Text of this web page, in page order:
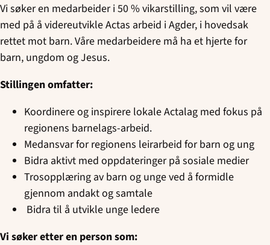
Vi søker en medarbeider i 50 % vikarstilling, som vil være
med på å videreutvikle Actas arbeid i Agder, i hovedsak
rettet mot barn. Våre medarbeidere må ha et hjerte for
barn, ungdom og Jesus.
Stillingen omfatter:
Koordinere og inspirere lokale Actalag med fokus på
regionens barnelags-arbeid.
Medansvar for regionens leirarbeid for barn og ung
Bidra aktivt med oppdateringer på sosiale medier
Trosopplæring av barn og unge ved å formidle
gjennom andakt og samtale
Bidra til å utvikle unge ledere
Vi søker etter en person som: